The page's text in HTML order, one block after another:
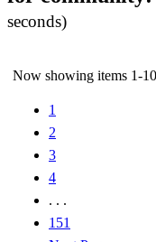
seconds)
Now showing items 1-
1
2
3
4
. . .
151